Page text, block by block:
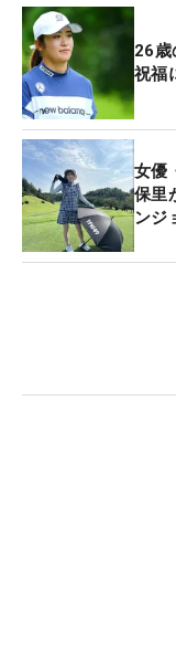
26歳
祝福
女優
保里
ンジ